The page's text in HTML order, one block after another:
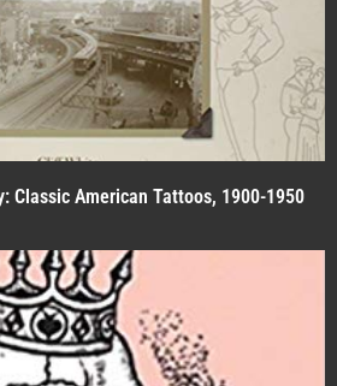
Classic American Tattoos, 1900-1950